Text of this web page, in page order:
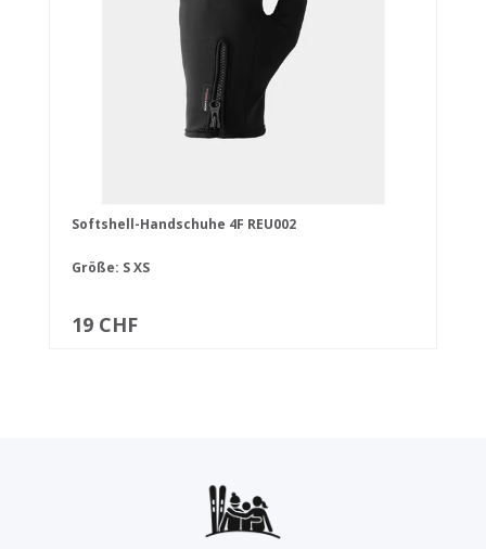
Softshell-Handschuhe 4F REU002
Größe: SXS
19 CHF